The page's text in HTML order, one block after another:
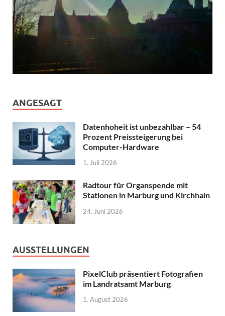
ANGESAGT
Datenhoheit ist unbezahlbar – 54
Prozent Preissteigerung bei
Computer-Hardware
1. Juli 2026
Radtour für Organspende mit
Stationen in Marburg und Kirchhain
24. Juni 2026
AUSSTELLUNGEN
PixelClub präsentiert Fotografien
im Landratsamt Marburg
1. August 2026